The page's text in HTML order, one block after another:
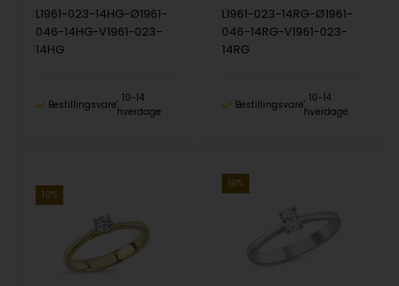
L1961-023-14HG-Ø1961-
046-14HG-V1961-023-
14HG
Bestillingsvare
10-14
hverdage
L1961-023-14RG-Ø1961-
046-14RG-V1961-023-
14RG
Bestillingsvare
10-14
hverdage
19%
19%